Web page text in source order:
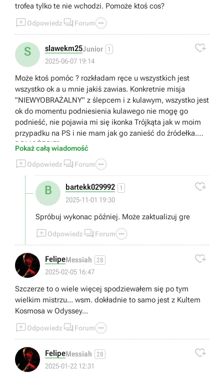
trofea tylko te nie wchodzi. Pomoże ktoś cos?
Odpowiedz  Forum 
S slawekm25Junior 1
2025-06-07 19:14

Może ktoś pomóc ? rozkładam ręce u wszystkich jest
wszystko ok a u mnie jakiś zawias. Konkretnie misja
"NIEWYOBRAŻALNY" z ślepcem i z kulawym, wszystko jest
ok do momentu podniesienia kulawego nie mogę go
podnieść, nie pojawia mi się ikonka Trójkąta jak w moim
przypadku na PS i nie mam jak go zanieść do źródełka.
POMOŻECIE?
Pokaż całą wiadomość
Odpowiedz  Forum 
B bartekk029992 1
2025-11-01 19:30

Spróbuj wykonac później. Może zaktualizuj gre
Odpowiedz  Forum 
FelipeMessiah 28
2025-02-05 16:47

Szczerze to o wiele więcej spodziewałem się po tym
wielkim mistrzu... wsm. dokładnie to samo jest z Kultem
Kosmosa w Odyssey...
Odpowiedz  Forum 
FelipeMessiah 28
2025-01-22 12:31
